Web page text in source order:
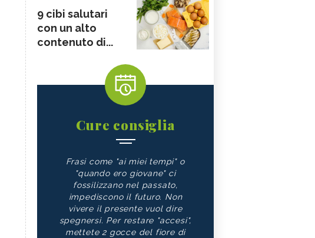
9 cibi salutari
con un alto
contenuto di...
Cure consiglia
Frasi come "ai miei tempi" o
"quando ero giovane" ci
fossilizzano nel passato,
impediscono il futuro. Non
vivere il presente vuol dire
spegnersi. Per restare "accesi",
mettete 2 gocce del fiore di